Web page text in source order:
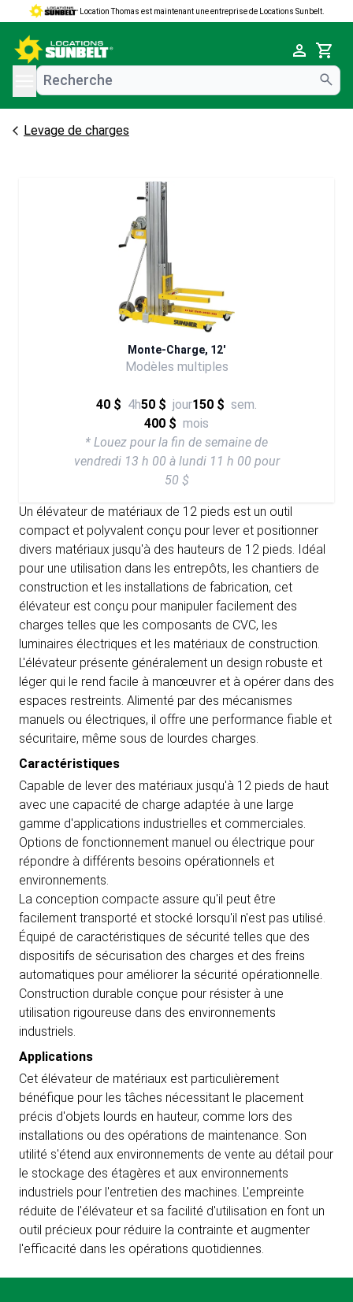
Location Thomas est maintenant une entreprise de Locations Sunbelt.
Cart
menu
Levage de charges
Monte-Charge, 12'
Modèles multiples
40 $ 4h50 $ jour150 $ sem.
400 $ mois
* Louez pour la fin de semaine de
vendredi 13 h 00 à lundi 11 h 00 pour
50 $
Un élévateur de matériaux de 12 pieds est un outil
compact et polyvalent conçu pour lever et positionner
divers matériaux jusqu'à des hauteurs de 12 pieds. Idéal
pour une utilisation dans les entrepôts, les chantiers de
construction et les installations de fabrication, cet
élévateur est conçu pour manipuler facilement des
charges telles que les composants de CVC, les
luminaires électriques et les matériaux de construction.
L'élévateur présente généralement un design robuste et
léger qui le rend facile à manœuvrer et à opérer dans des
espaces restreints. Alimenté par des mécanismes
manuels ou électriques, il offre une performance fiable et
sécuritaire, même sous de lourdes charges.
Caractéristiques
Capable de lever des matériaux jusqu'à 12 pieds de haut
avec une capacité de charge adaptée à une large
gamme d'applications industrielles et commerciales.
Options de fonctionnement manuel ou électrique pour
répondre à différents besoins opérationnels et
environnements.
La conception compacte assure qu'il peut être
facilement transporté et stocké lorsqu'il n'est pas utilisé.
Équipé de caractéristiques de sécurité telles que des
dispositifs de sécurisation des charges et des freins
automatiques pour améliorer la sécurité opérationnelle.
Construction durable conçue pour résister à une
utilisation rigoureuse dans des environnements
industriels.
Applications
Cet élévateur de matériaux est particulièrement
bénéfique pour les tâches nécessitant le placement
précis d'objets lourds en hauteur, comme lors des
installations ou des opérations de maintenance. Son
utilité s'étend aux environnements de vente au détail pour
le stockage des étagères et aux environnements
industriels pour l'entretien des machines. L'empreinte
réduite de l'élévateur et sa facilité d'utilisation en font un
outil précieux pour réduire la contrainte et augmenter
l'efficacité dans les opérations quotidiennes.